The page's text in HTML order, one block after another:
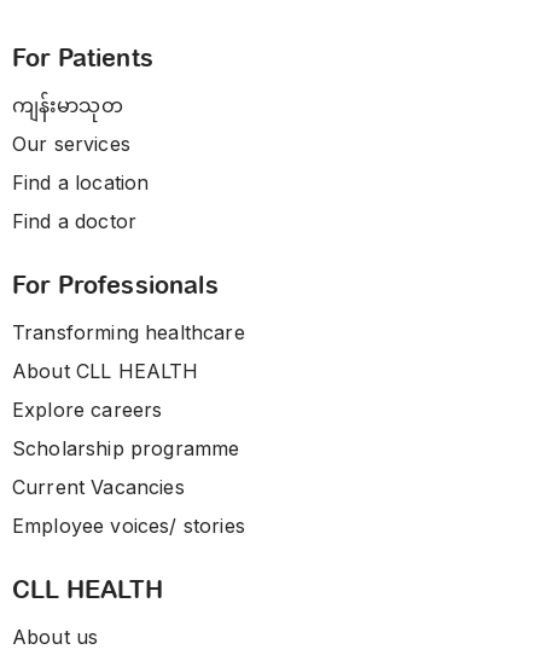
For Patients
ကျန်းမာသုတ
Our services
Find a location
Find a doctor
For Professionals
Transforming healthcare
About CLL HEALTH
Explore careers
Scholarship programme
Current Vacancies
Employee voices/ stories
CLL HEALTH
About us